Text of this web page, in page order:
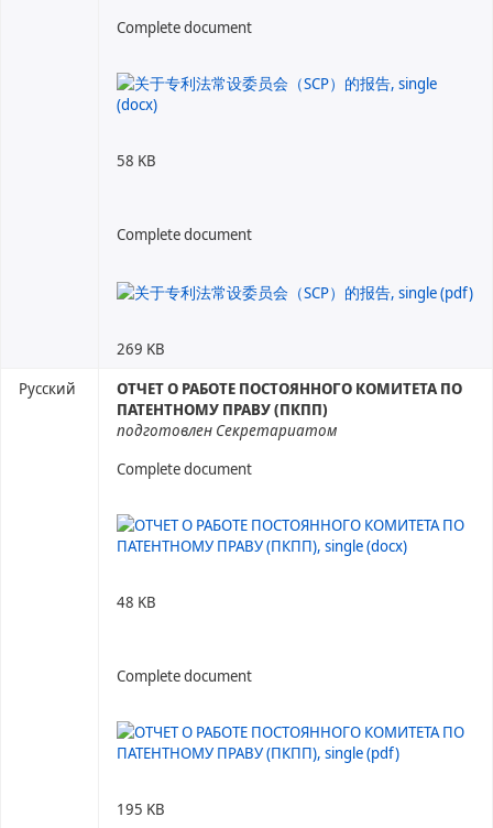
Complete document
58 KB
Complete document
269 KB
Русский
ОТЧЕТ О РАБОТЕ ПОСТОЯННОГО КОМИТЕТА ПО
ПАТЕНТНОМУ ПРАВУ (ПКПП)
подготовлен Секретариатом
Complete document
48 KB
Complete document
195 KB